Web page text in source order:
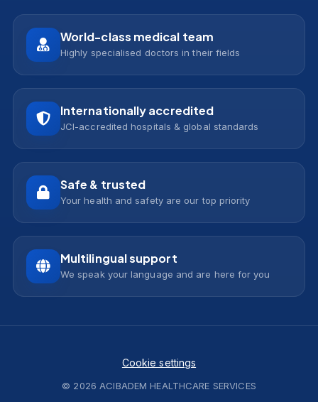
World-class medical team
Highly specialised doctors in their fields
Internationally accredited
JCI-accredited hospitals & global standards
Safe & trusted
Your health and safety are our top priority
Multilingual support
We speak your language and are here for you
Cookie settings
© 2026 ACIBADEM HEALTHCARE SERVICES